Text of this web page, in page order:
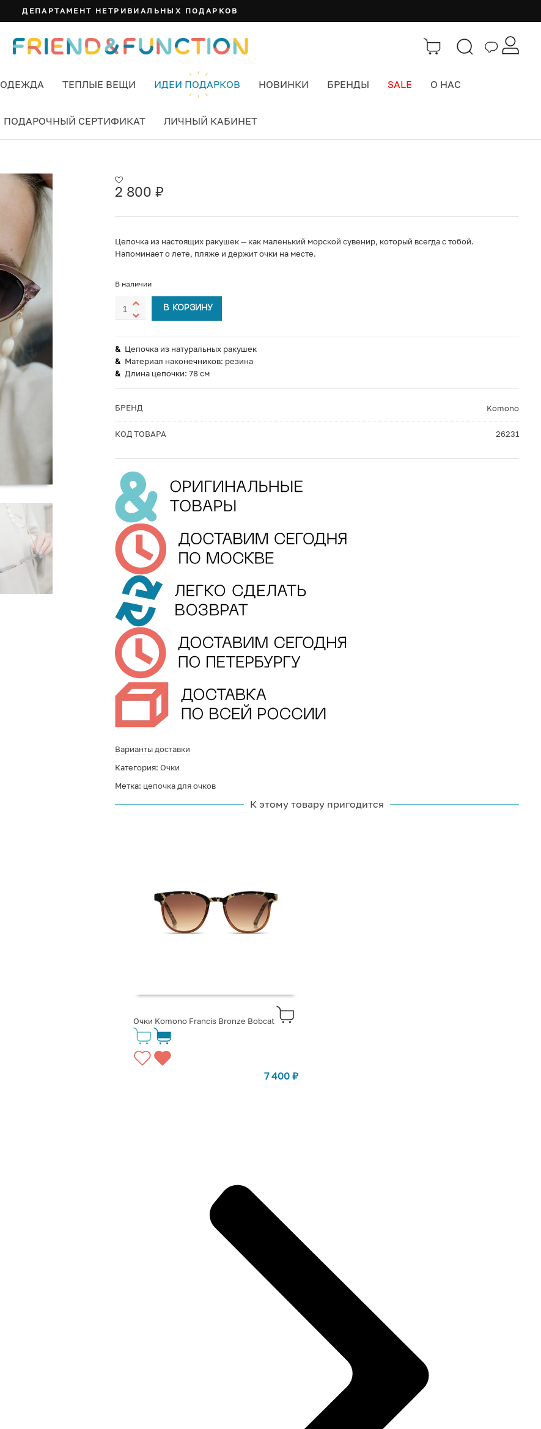
ДЕПАРТАМЕНТ НЕТРИВИАЛЬНЫХ ПОДАРКОВ
ОДЕЖДА ТЕПЛЫЕ ВЕЩИ ИДЕИ ПОДАРКОВ НОВИНКИ БРЕНДЫ SALE О НАС
ПОДАРОЧНЫЙ СЕРТИФИКАТ ЛИЧНЫЙ КАБИНЕТ
2 800 ₽
Цепочка из настоящих ракушек — как маленький морской сувенир, который всегда с тобой.
Напоминает о лете, пляже и держит очки на месте.
В наличии
В КОРЗИНУ
Цепочка из натуральных ракушек
Материал наконечников: резина
Длина цепочки: 78 см
БРЕНД Komono
КОД ТОВАРА 26231
Варианты доставки
Категория: Очки
Метка: цепочка для очков
К этому товару пригодится
Очки Komono Francis Bronze Bobcat
7 400 ₽